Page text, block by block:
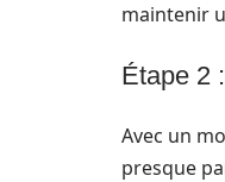
maintenir
Étape 2
Avec un
presque